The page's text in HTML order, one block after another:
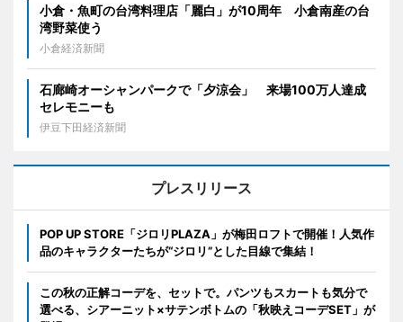
小倉・魚町の台湾料理店「麗白」が10周年 小倉南産の台
湾野菜使う
小倉経済新聞
石廊崎オーシャンパークで「夕涼会」 来場100万人達成
セレモニーも
伊豆下田経済新聞
プレスリリース
POP UP STORE「ジロリPLAZA」が梅田ロフトで開催！人気作
品のキャラクターたちが“ジロリ”とした目線で集結！
この秋の正解コーデを、セットで。パンツもスカートも気分で
選べる、シアーニット×サテンボトムの「秋映えコーデSET」が